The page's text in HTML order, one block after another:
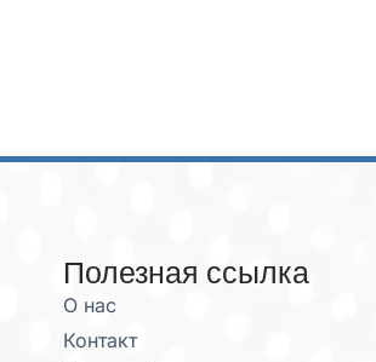
Полезная ссылка
О нас
Контакт